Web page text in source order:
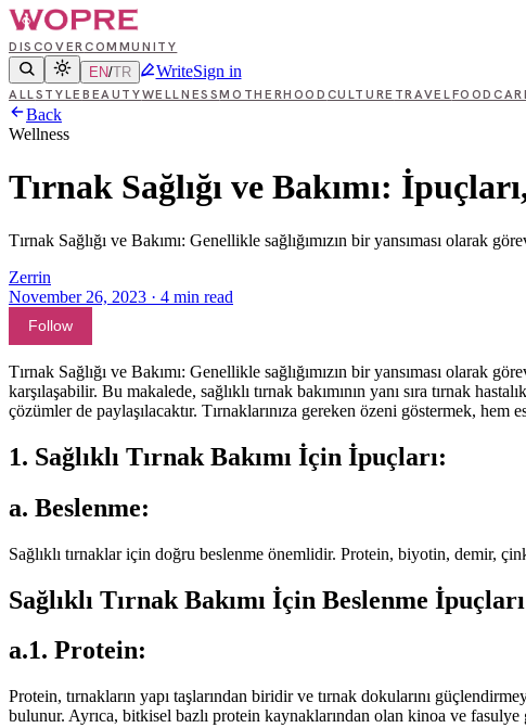
DISCOVERCOMMUNITY
EN/TR WriteSign in
ALLSTYLE BEAUTYWELLNESSMOTHERHOOD CULTURE TRAVELFOOD
Back
Wellness
Tırnak Sağlığı ve Bakımı:
Tırnak Sağlığı ve Bakımı: Genellikle sağlığımızın bir yansıması olarak
Zerrin
November 26, 2023 · 4 min read
Follow
Tırnak Sağlığı ve Bakımı: Genellikle sağlığımızın bir yansıması olarak
karşılaşabilir. Bu makalede, sağlıklı tırnak bakımının yanı sıra tırnak
çözümler de paylaşılacaktır. Tırnaklarınıza gereken özeni göstermek,
1. Sağlıklı Tırnak Bakımı İçin İpuçları:
a. Beslenme:
Sağlıklı tırnaklar için doğru beslenme önemlidir. Protein, biyotin, demir,
Sağlıklı Tırnak Bakımı İçin Beslenme
a.1. Protein:
Protein, tırnakların yapı taşlarından biridir ve tırnak dokularını
bulunur. Ayrıca, bitkisel bazlı protein kaynaklarından olan kinoa ve